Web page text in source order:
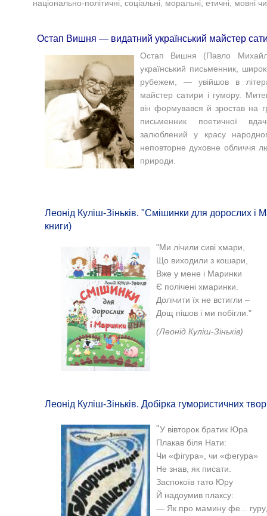
національно-політичні, соціальні, моральні, етичні, мовні
Остап Вишня — видатний український майстер
Остап Вишня (Павло
український письменник,
рубежем, — увійшов в
майстер сатири і гумору.
він формувався й зростав на
письменник поетичної
залюблений у красу
неповторне духовне обличчя
природи.
Леонід Куліш-Зіньків. "Смішинки для дорослих і
книги)
"Ми лічили сиві хмари,
Що виходили з кошари,
Вже у мене і Маринки
Є полічені хмаринки.
Долічити їх не встигли –
Дощ пішов і ми побігли."
(Леонід Куліш-Зіньків)
Леонід Куліш-Зіньків. Добірка гумористичних
"У вівторок братик Юра
Плакав біля Нати:
Чи «фігура», чи «фегура»
Не знав, як писати.
Заспокоїв тато Юру
Й надоумив плаксу:
— Як про мамину фе... гуру,